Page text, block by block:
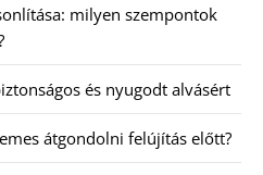
milyen szempontok
és nyugodt alvásért
átgondolni felújítás előtt?